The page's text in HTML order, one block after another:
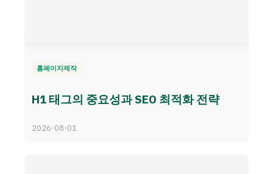
홈페이지제작
H1 태그의 중요성과 SEO 최적화 전략
2026-08-01